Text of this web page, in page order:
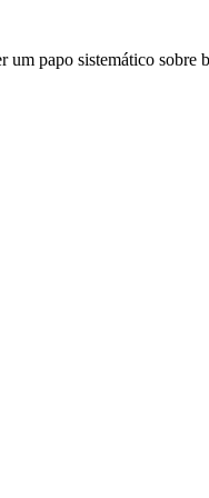
papo sistemático sobre